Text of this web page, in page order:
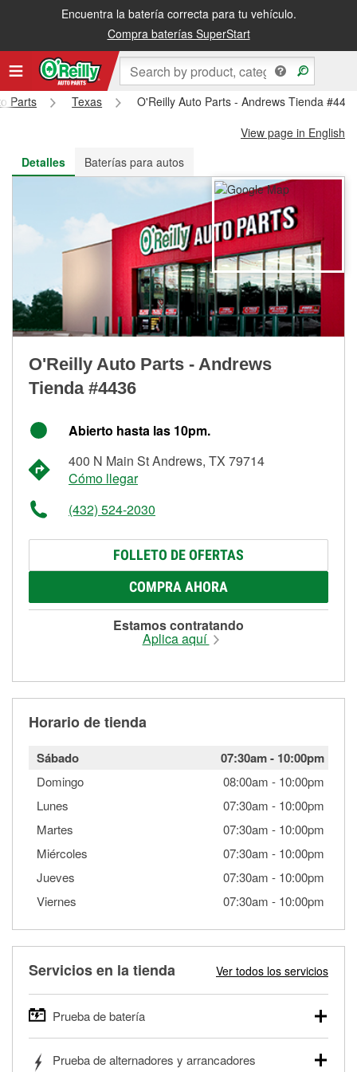
Encuentra la batería correcta para tu vehículo.
Compra baterías SuperStart
Recibe tu orden gratis al día siguiente o recógela en la tienda
Parts Texas
O'Reilly Auto Parts - Andrews Tienda
View page in English
Detalles
Baterías para autos
O'Reilly Auto Parts - Andrews
Tienda #4436
Abierto hasta las 10pm.
400 N Main St Andrews, TX 79714
Cómo llegar
(432) 524-2030
FOLLETO DE OFERTAS
COMPRA AHORA
Estamos contratando
Aplica aquí
Horario de tienda
Sábado 07:30am- 10:00pm
Domingo 08:00am - 10:00pm
Lunes
07:30am - 10:00pm
Martes
07:30am - 10:00pm
Miércoles
07:30am - 10:00pm
Jueves
07:30am - 10:00pm
Viernes
07:30am - 10:00pm
Servicios en la tienda Ver todos los servicios
Prueba de batería
autos, camionetas, SUVs, vehículos comerciales y
Prueba de alternadores y arrancadores